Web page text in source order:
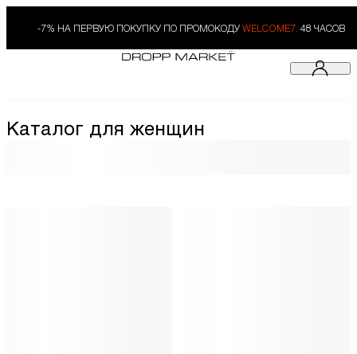
-7% НА ПЕРВУЮ ПОКУПКУ ПО ПРОМОКОДУ WELCOME7. 48 ЧАСОВ
Каталог для женщин